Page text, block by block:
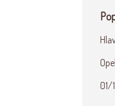
01/